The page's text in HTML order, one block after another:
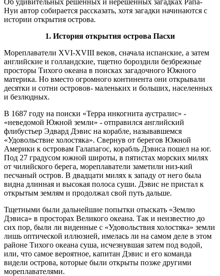
Об удивительных решенных и нерешенных загадках Рапа-
Нуи автор собирается рассказать, хотя загадки начинаются с
истории открытия острова.
1. История открытия острова Пасхи
Мореплаватели XVI-XVIII веков, сначала испанские, а затем
английские и голландские, тщетно бороздили безбрежные
просторы Тихого океана в поисках загадочного Южного
материка. Но вместо огромного континента они открывали
десятки и сотни островов- маленьких и больших, населенных
и безлюдных.
В 1687 году на поиски «Терра инкогнита аустралис» -
«неведомой Южной земли» - отправился английский
флибустьер Эдвард Дэвис на корабле, называвшемся
«Удовольствие холостяка». Свернув от берегов Южной
Америки к островам Галапагос, корабль Дэвиса пошел на юг.
Под 27 градусом южной широты, в пятистах морских милях
от чилийского берега, мореплаватели заметили низ-кий
песчаный остров. В двадцати милях к западу от него была
видна длинная и высокая полоса суши. Дэвис не пристал к
открытым землям и продолжал свой путь дальше.
Тщетными были дальнейшие попытки отыскать «Землю
Дэвиса» в просторах Великого океана. Так и неизвестно до
сих пор, были ли виденные с «Удовольствия холостяка» земли
лишь оптической иллюзией, имелась ли на самом деле в этом
районе Тихого океана суша, исчезнувшая затем под водой,
или, что самое вероятное, капитан Дэвис и его команда
видели острова, которые были открыты позже другими
мореплавателями.